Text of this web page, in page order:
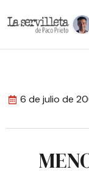
6 de julio de